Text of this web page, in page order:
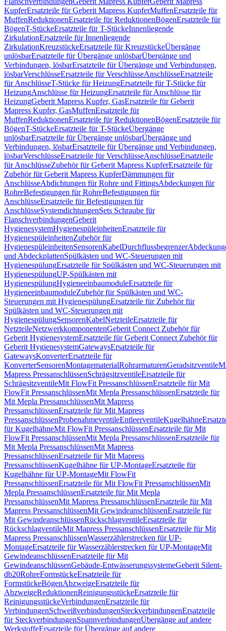
KupferErsatzteile für Geberit Mapress KupferMuffenErsatzteile für
MuffenReduktionenErsatzteile für ReduktionenBögenErsatzteile für
BögenT-StückeErsatzteile für T-StückeInnenliegende
ZirkulationErsatzteile für Innenliegende
ZirkulationKreuzstückeErsatzteile für KreuzstückeÜbergänge
unlösbarErsatzteile für Übergänge unlösbarÜbergänge und
Verbindungen, lösbarErsatzteile für Übergänge und Verbindungen,
lösbarVerschlüsseErsatzteile für VerschlüsseAnschlüsseErsatzteile
für AnschlüsseT-Stücke für HeizungErsatzteile für T-Stücke für
HeizungAnschlüsse für HeizungErsatzteile für Anschlüsse für
HeizungGeberit Mapress Kupfer, GasErsatzteile für Geberit
Mapress Kupfer, GasMuffenErsatzteile für
MuffenReduktionenErsatzteile für ReduktionenBögenErsatzteile für
BögenT-StückeErsatzteile für T-StückeÜbergänge
unlösbarErsatzteile für Übergänge unlösbarÜbergänge und
Verbindungen, lösbarErsatzteile für Übergänge und Verbindungen,
lösbarVerschlüsseErsatzteile für VerschlüsseAnschlüsseErsatzteile
für AnschlüsseZubehör für Geberit Mapress KupferErsatzteile für
Zubehör für Geberit Mapress KupferDämmungen für
AnschlüsseAbdichtungen für Rohre und FittingsAbdeckungen für
RohreBefestigungen für RohreBefestigungen für
AnschlüsseErsatzteile für Befestigungen für
AnschlüsseSystemdichtungenSets Schraube für
FlanschverbindungenGeberit
HygienesystemHygienespüleinheitenErsatzteile für
HygienespüleinheitenZubehör für
HygienespüleinheitenSensorenKabelDurchflussbegrenzer
und AbdeckplattenSpülkästen und WC-Steuerungen mit
HygienespülungErsatzteile für Spülkästen und WC-Steuerungen mit
HygienespülungUP-Spülkästen mit
HygienespülungHygieneeinbaumoduleErsatzteile für
HygieneeinbaumoduleZubehör für Spülkästen und WC-
Steuerungen mit HygienespülungErsatzteile für Zubehör für
Spülkästen und WC-Steuerungen mit
HygienespülungSensorenKabelNetzteileErsatzteile für
NetzteileNetzwerkkomponentenGeberit Connect Zubehör für
Geberit HygienesystemErsatzteile für Geberit Connect Zubehör für
Geberit HygienesystemGatewaysErsatzteile für
GatewaysKonverterErsatzteile für
KonverterSensorenMontagematerialRohrarmaturenGeradsitzventile
Mapress PressanschlüssenSchrägsitzventileErsatzteile für
SchrägsitzventileMit FlowFit PressanschlüssenErsatzteile für Mit
FlowFit PressanschlüssenMit Mepla PressanschlüssenErsatzteile für
Mit Mepla PressanschlüssenMit Mapress
PressanschlüssenErsatzteile für Mit Mapress
PressanschlüssenProbenahmeventileEntleerventileKugelhähne
für KugelhähneMit FlowFit PressanschlüssenErsatzteile für Mit
FlowFit PressanschlüssenMit Mepla PressanschlüssenErsatzteile für
Mit Mepla PressanschlüssenMit Mapress
PressanschlüssenErsatzteile für Mit Mapress
PressanschlüssenKugelhähne für UP-MontageErsatzteile für
Kugelhähne für UP-MontageMit FlowFit
PressanschlüssenErsatzteile für Mit FlowFit PressanschlüssenMit
Mepla PressanschlüssenErsatzteile für Mit Mepla
PressanschlüssenMit Mapress PressanschlüssenErsatzteile für Mit
Mapress PressanschlüssenMit GewindeanschlüssenErsatzteile für
Mit GewindeanschlüssenRückschlagventileErsatzteile für
RückschlagventileMit Mapress PressanschlüssenErsatzteile für Mit
Mapress PressanschlüssenWasserzählerstrecken für UP-
MontageErsatzteile für Wasserzählerstrecken für UP-MontageMit
GewindeanschlüssenErsatzteile für Mit
GewindeanschlüssenGebäude-EntwässerungssystemeGeberit Silent-
db20RohreFormstückeErsatzteile für
FormstückeBögenAbzweigeErsatzteile für
AbzweigeReduktionenReinigungsstückeErsatzteile für
ReinigungsstückeVerbindungenErsatzteile für
VerbindungenSchweißverbindungenSteckverbindungenErsatzteile
für SteckverbindungenSpannverbindungenÜbergänge auf andere
WerkstoffeErsatzteile für Übergänge auf andere